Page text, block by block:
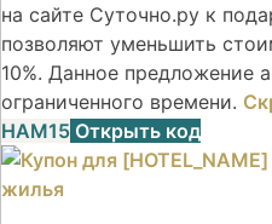
на сайте Суточно.ру к
позволяют уменьшить
10%. Данное предложение
ограниченного времени.
НАМ15 Открыть код